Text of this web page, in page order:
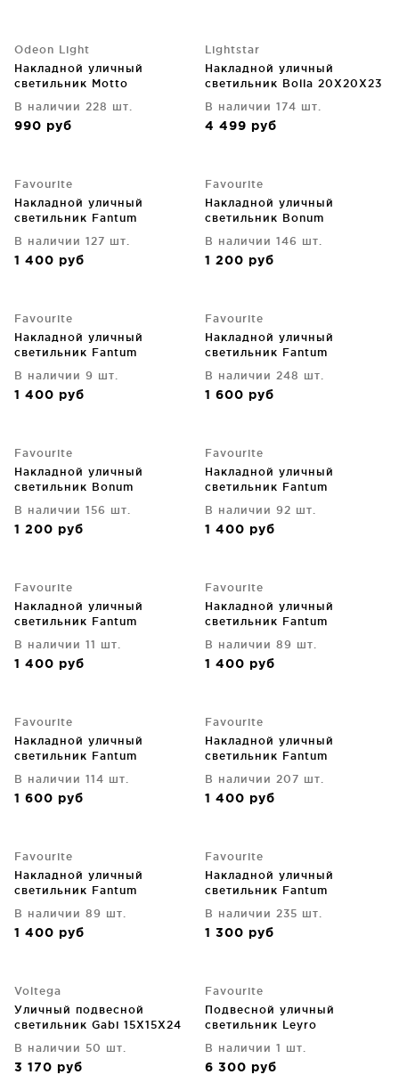
Odeon Light
Накладной уличный
светильник Motto
В наличии 228 шт.
990 руб
Lightstar
Накладной уличный
светильник Bolla 20X20X23
В наличии 174 шт.
4 499 руб
Favourite
Накладной уличный
светильник Fantum
В наличии 127 шт.
1 400 руб
Favourite
Накладной уличный
светильник Bonum
В наличии 146 шт.
1 200 руб
Favourite
Накладной уличный
светильник Fantum
В наличии 9 шт.
1 400 руб
Favourite
Накладной уличный
светильник Fantum
В наличии 248 шт.
1 600 руб
Favourite
Накладной уличный
светильник Bonum
В наличии 156 шт.
1 200 руб
Favourite
Накладной уличный
светильник Fantum
В наличии 92 шт.
1 400 руб
Favourite
Накладной уличный
светильник Fantum
В наличии 11 шт.
1 400 руб
Favourite
Накладной уличный
светильник Fantum
В наличии 89 шт.
1 400 руб
Favourite
Накладной уличный
светильник Fantum
В наличии 114 шт.
1 600 руб
Favourite
Накладной уличный
светильник Fantum
В наличии 207 шт.
1 400 руб
Favourite
Накладной уличный
светильник Fantum
В наличии 89 шт.
1 400 руб
Favourite
Накладной уличный
светильник Fantum
В наличии 235 шт.
1 300 руб
Voltega
Уличный подвесной
светильник Gabi 15X15X24
В наличии 50 шт.
3 170 руб
Favourite
Подвесной уличный
светильник Leyro
В наличии 1 шт.
6 300 руб